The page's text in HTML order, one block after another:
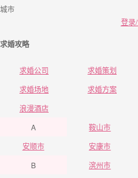
城市
登录
求婚攻略
求婚公司 求婚策划
求婚场地
求婚方案
浪漫酒店
A
鞍山市
安顺市
安康市
B
滨州市